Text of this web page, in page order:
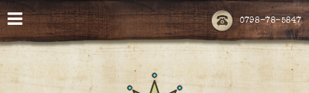
0798-78-5847